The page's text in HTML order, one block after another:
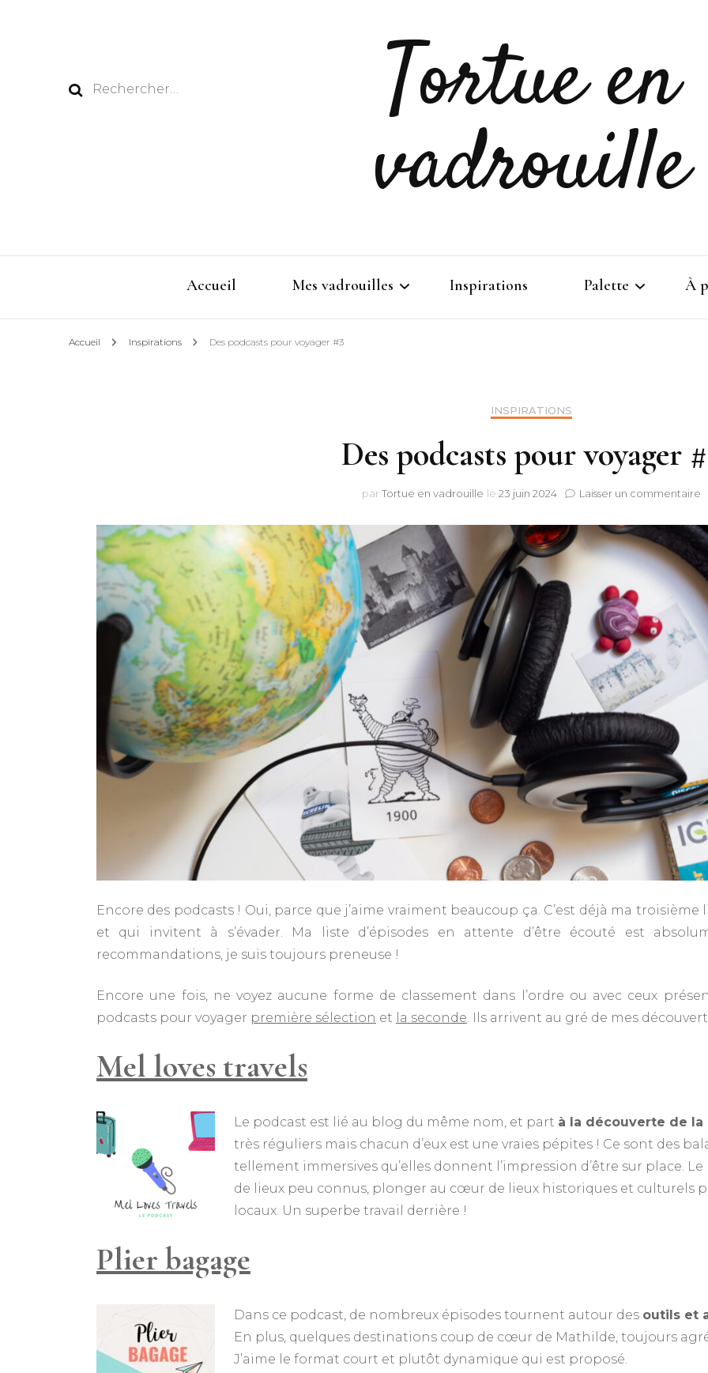
Rechercher : Tortue en
vadrouille
Accueil Mes vadrouilles
Namibie
Zimbabwe
Canada
Suède
Grand Est
Bretagne
Inspirations Palette
Jaune
À
Accueil Inspirations Des podcasts pour voyager #3
INSPIRATIONS
Des podcasts pour voyager
par Tortue en vadrouille le 23 juin 2024 Laisser un commentairesur
Encore des podcasts ! Oui, parce que j’aime vraiment beaucoup ça. C’est déjà ma troisième
et qui invitent à s’évader. Ma liste d’épisodes en attente d’être écouté est
recommandations, je suis toujours preneuse !
Encore une fois, ne voyez aucune forme de classement dans l’ordre ou avec ceux
podcasts pour voyager première sélection et la seconde. Ils arrivent au gré de mes
Mel loves travels
Le podcast est lié au blog du même nom, et part à la découverte de la
très réguliers mais chacun d’eux est une vraies pépites ! Ce sont des
tellement immersives qu’elles donnent l’impression d’être sur place.
de lieux peu connus, plonger au cœur de lieux historiques et culturels
locaux. Un superbe travail derrière !
Plier bagage
Dans ce podcast, de nombreux épisodes tournent autour des outils et
En plus, quelques destinations coup de cœur de Mathilde, toujours
J’aime le format court et plutôt dynamique qui est proposé.